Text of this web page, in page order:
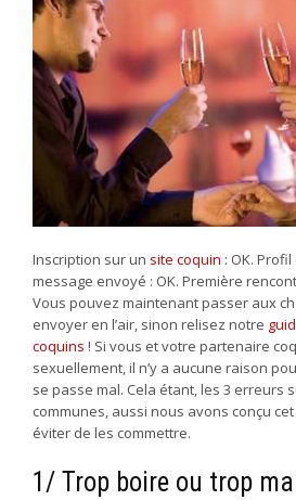
Inscription sur un site coquin : OK.
message envoyé : OK. Première
Vous pouvez maintenant passer aux
envoyer en l’air, sinon relisez notre
coquins ! Si vous et votre partenaire
sexuellement, il n’y a aucune raison
se passe mal. Cela étant, les 3 erreurs
communes, aussi nous avons conçu
éviter de les commettre.
1/ Trop boire ou trop